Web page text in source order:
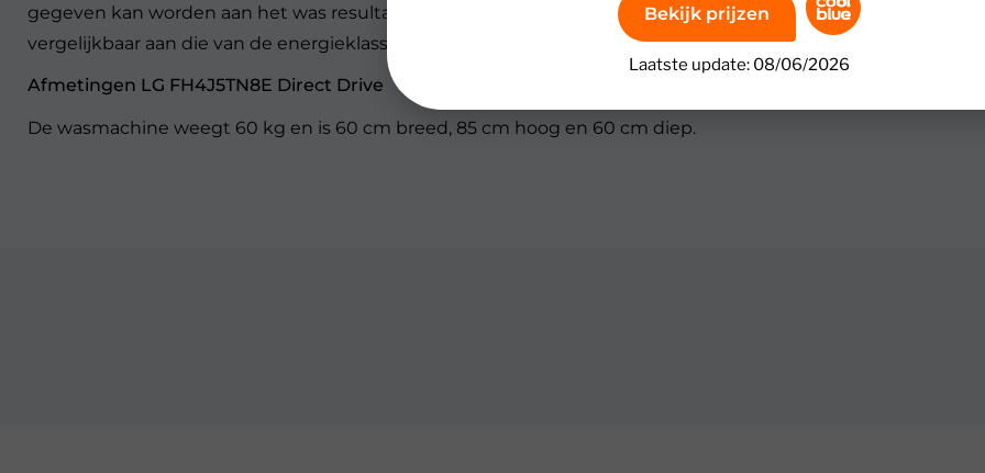
gegeven kan worden aan het was resultaat van de wasmachine is basisklasse, deze labels zijn qua
vergelijkbaar aan die van de energieklasse.
Afmetingen LG FH4J5TN8E Direct Drive
De wasmachine weegt 60 kg en is 60 cm breed, 85 cm hoog en 60 cm diep.
Bekijk prijzen
Laatste update: 08/06/2026